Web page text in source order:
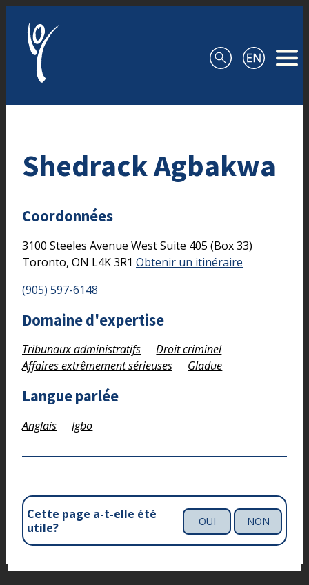
Shedrack Agbakwa
Coordonnées
3100 Steeles Avenue WestSuite 405 (Box 33)
Toronto, ON L4K 3R1 Obtenir un itinéraire
(905) 597-6148
Domaine d'expertise
Tribunaux administratifs
Droit criminel
Affaires extrêmement sérieuses
Gladue
Langue parlée
Anglais Igbo
Cette page a-t-elle été
utile?
OUI NON